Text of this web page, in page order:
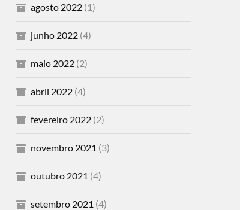
agosto 2022(1)
junho 2022(4)
maio 2022(2)
abril 2022(4)
fevereiro 2022(2)
novembro 2021 (3)
outubro 2021 (4)
setembro 2021 (4)